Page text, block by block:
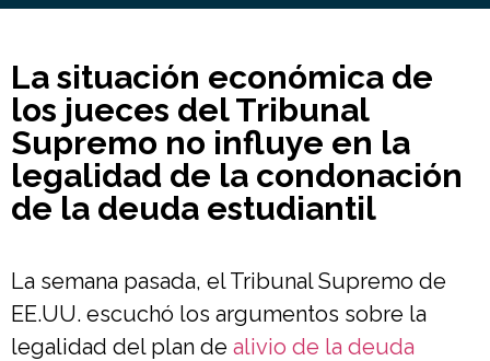
La situación económica de
los jueces del Tribunal
Supremo no influye en la
legalidad de la condonación
de la deuda estudiantil
La semana pasada, el Tribunal Supremo de
EE.UU. escuchó los argumentos sobre la
legalidad del plan de alivio de la deuda